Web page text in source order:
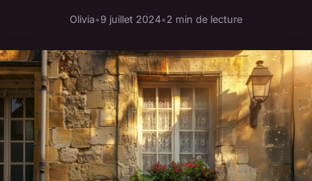
Olivia•9 juillet 2024•2 min de lecture